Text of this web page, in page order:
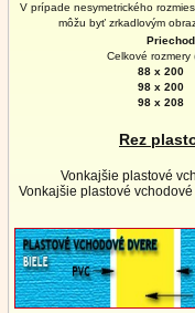
V prípade nesymetrického
môžu byť zrkadlovým
Celkové rozmery
88 x 200
98 x 200
98 x 208
Rez
Vonkajšie plastové
Vonkajšie plastové